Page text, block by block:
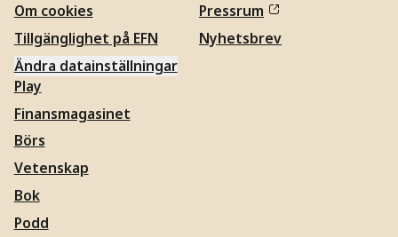
Om cookies
Tillgänglighet på EFN
Ändra datainställningar
Pressrum
Nyhetsbrev
Play
Finansmagasinet
Börs
Vetenskap
Bok
Podd